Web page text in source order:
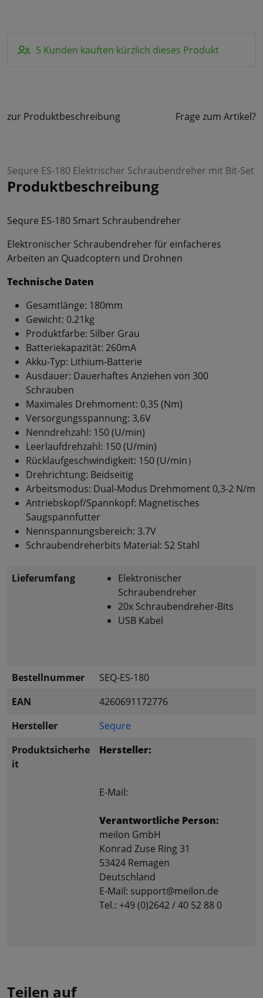
5 Kunden kauften kürzlich dieses Produkt
zur Produktbeschreibung Frage zum Artikel?
Sequre ES-180 Elektrischer Schraubendreher mit Bit-Set
Produktbeschreibung
Sequre ES-180 Smart Schraubendreher
Elektronischer Schraubendreher für einfacheres
Arbeiten an Quadcoptern und Drohnen
Technische Daten
Gesamtlänge: 180mm
Gewicht: 0.21kg
Produktfarbe: Silber Grau
Batteriekapazität: 260mA
Akku-Typ: Lithium-Batterie
Ausdauer: Dauerhaftes Anziehen von 300
Schrauben
Maximales Drehmoment: 0,35 (Nm)
Versorgungsspannung: 3,6V
Nenndrehzahl: 150 (U/min)
Leerlaufdrehzahl: 150 (U/min)
Rücklaufgeschwindigkeit: 150 (U/min）
Drehrichtung: Beidseitig
Arbeitsmodus: Dual-Modus Drehmoment 0,3-2 N/m
Antriebskopf/Spannkopf: Magnetisches
Saugspannfutter
Nennspannungsbereich: 3.7V
Schraubendreherbits Material: S2 Stahl
Lieferumfang
Elektronischer
Schraubendreher
20x Schraubendreher-Bits
USB Kabel
Bestellnummer
SEQ-ES-180
EAN
4260691172776
Hersteller
Sequre
Produktsicherhe
it
Hersteller:
E-Mail:
Verantwortliche Person:
meilon GmbH
Konrad Zuse Ring 31
53424 Remagen
Deutschland
E-Mail: support@meilon.de
Tel.: +49 (0)2642 / 40 52 88 0
Teilen auf